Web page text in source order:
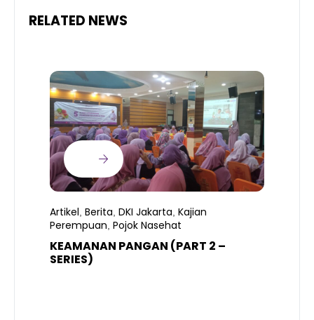
RELATED NEWS
Artikel Berita DKI Jakarta Kajian
Perempuan Pojok Nasehat
KEAMANAN PANGAN (PART 2 –
SERIES)